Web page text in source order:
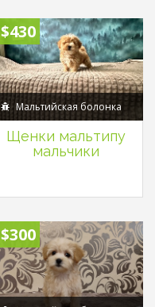
$430
Мальтийская болонка
Щенки мальтипу
мальчики
$300